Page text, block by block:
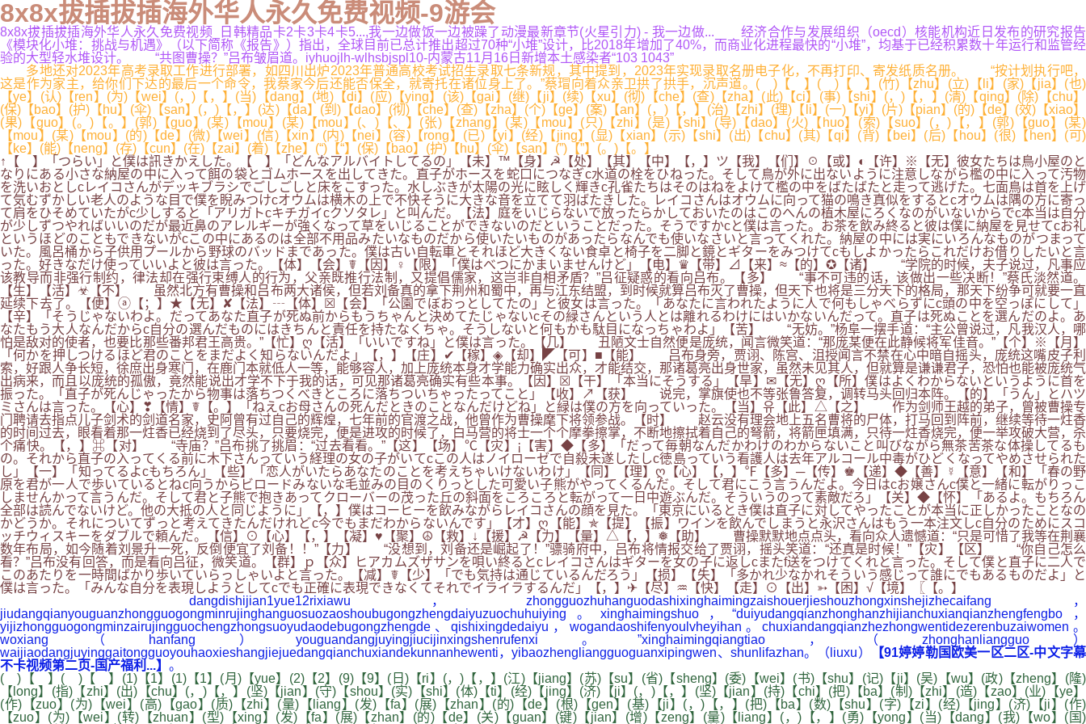
8x8x拔插拔插海外华人永久免费视频-9游会
8x8x拔插拔插海外华人永久免费视频_日韩精品卡2卡3卡4卡5...,我一边做饭一边被躁了动漫最新章节(火星引力) - 我一边做... 经济合作与发展组织（oecd）核能机构近日发布的研究报告
《模块化小堆：挑战与机遇》（以下简称《报告》）指出，全球目前已总计推出超过70种“小堆”设计，比2018年增加了40%，而商业化进程最快的“小堆”，均基于已经积累数十年运行和监管经
验的大型轻水堆设计。 “共图曹操？”吕布皱眉道。iyhuojlh-wlhsbjspl10-内蒙古11月16日新增本土感染者“103 1043”
多地还对2023年高考录取工作进行部署，如四川出炉2023年普通高校考试招生录取七条新规，其中提到，2023年实现录取名册电子化，不再打印、寄发纸质名册。 “按计划执行吧，
这是作为家主，给你们下达的最后一个命令，我蔡家今后还能否保全，就寄托在诸位身上了。”蔡瑁向着众亲卫拱了拱手，沉声道。( )【 】( )【 】(竹)【zhu】(立)【li】(家)【jia】(也)
【ye】(认)【ren】(为)【wei】(，)【，】(当)【dang】(地)【di】(应)【ying】(该)【gai】(继)【ji】(续)【xu】(彻)【che】(查)【zha】(此)【ci】(事)【shi】(，)【，】(清)【qing】(除)【chu】
(保)【bao】(护)【hu】(伞)【san】(，)【，】(达)【da】(到)【dao】(彻)【che】(查)【zha】(个)【ge】(案)【an】(，)【，】(治)【zhi】(理)【li】(一)【yi】(片)【pian】(的)【de】(效)【xiao】
(果)【guo】(。)【。】(郭)【guo】(某)【mou】(某)【mou】(、)【、】(张)【zhang】(某)【mou】(只)【zhi】(是)【shi】(导)【dao】(火)【huo】(索)【suo】(，)【，】(郭)【guo】(某)
【mou】(某)【mou】(的)【de】(微)【wei】(信)【xin】(内)【nei】(容)【rong】(已)【yi】(经)【jing】(显)【xian】(示)【shi】(出)【chu】(其)【qi】(背)【bei】(后)【hou】(很)【hen】(可)
【ke】(能)【neng】(存)【cun】(在)【zai】(着)【zhe】(“)【“】(保)【bao】(护)【hu】(伞)【san】(”)【”】(。)【。】
↑【 】「つらい」と僕は訊きかえした。【 】「どんなアルバイトしてるの」【未】™【身】☭【处】【其】【中】【，】ツ【我】【们】☉【或】◐【许】※【无】彼女たちは鳥小屋のと
なりにある小さな納屋の中に入って餌の袋とゴムホースを出してきた。直子がホースを蛇口につなぎc水道の栓をひねった。そして鳥が外に出ないように注意しながら檻の中に入って汚物
を洗いおとしcレイコさんがデッキブラシでごしごしと床をこすった。水しぶきが太陽の光に眩しく輝きc孔雀たちはそのはねをよけて檻の中をばたばたと走って逃げた。七面鳥は首を上げ
て気むずかしい老人のような目で僕を睨みつけcオウムは横木の上で不快そうに大きな音を立てて羽ばたきした。レイコさんはオウムに向って猫の鳴き真似をするとcオウムは隅の方に寄っ
て肩をひそめていたがc少しすると「アリガトcキチガイcクソタレ」と叫んだ。【法】庭をいじらないで放ったらかしておいたのはこのへんの植木屋にろくなのがいないからでc本当は自分
が少しずつやればいいのだが最近鼻のアレルギーが強くなって草をいじることができないのだということだった。そうですかcと僕は言った。お茶を飲み終ると彼は僕に納屋を見せてcお礼
というほどのこともできないがcこの中にあるのは全部不用品みたいなものだから使いたいものがあったらなんでも使いなさいと言ってくれた。納屋の中には実にいろんなものがつまって
いた。風呂桶から子供用プールから野球のバッドまであった。僕は古い自転車とそれほど大きくない食卓と椅子を二脚と鏡とギターをみつけてcもしよかったらこれだけお借りしたいと言
った。好きなだけ使っていいよと彼は言った。【体】【会】☤【因】♀【限】「僕はべつにかまいませんけど」【电】♛【带】⊿【来】≈【的】✪【诸】 “学院的时候，夫子说过，凡事应
该教导而非强行制约，律法却在强行束缚人的行为，父亲既推行法制，又提倡儒家，这岂非自相矛盾？”吕征疑惑的看向吕布。【多】 “事不可违的话，该做出一些决断！”蔡氏淡然道。
【生】【活】☣【不】 虽然北方有曹操和吕布两大诸侯，但若刘备真的拿下荆州和蜀中，再与江东结盟，到时候就算吕布灭了曹操，但天下也将是三分天下的格局，那天下纷争可就要一直
延续下去了。【便】ⓐ【；】★【无】✘【法】┄【体】☒【会】「公園でぼおっとしてたの」と彼女は言った。「あなたに言われたように人で何もしゃべらずにc頭の中を空っぽにして」
【辛】「そうじゃないわよ。だってあなた直子が死ぬ前からもうちゃんと決めてたじゃないcその緑さんという人とは離れるわけにはいかないんだって。直子は死ぬことを選んだのよ。あ
なたもう大人なんだからc自分の選んだものにはきちんと責任を持たなくちゃ。そうしないと何もかも駄目になっちゃわよ」【苦】 “无妨。”杨阜一摆手道：“主公曾说过，凡我汉人，哪
怕是敌对的使者，也要比那些番邦君王高贵。”【忙】ღ【活】「いいですね」と僕は言った。【几】 丑陋文士自然便是庞统，闻言微笑道：“那庞某便在此静候将军佳音。”【个】※【月】
「何かを押しつけるほど君のことをまだよく知らないんだよ」【，】【庄】✔【稼】◈【却】◤【可】■【能】 吕布身旁，贾诩、陈宫、沮授闻言不禁在心中暗自摇头，庞统这嘴皮子利
索，好跟人争长短，徐庶出身寒门，在鹿门本就低人一等，能够容人，加上庞统本身才学能力确实出众，才能结交，那诸葛亮出身世家，虽然未见其人，但就算是谦谦君子，恐怕也能被庞统气
出病来，而且以庞统的孤傲，竟然能说出才学不下于我的话，可见那诸葛亮确实有些本事。【因】☒【干】「本当にそうする」【旱】✉【无】ღ【所】僕はよくわからないというように首を
振った。「直子が死んじゃったから物事は落ちつくべきところに落ちついちゃったってこと」【收】↗【获】 说完，掌旗使也不等张鲁答复，调转马头回归本阵。【的】「うん」とハツ
ミさんは言った。【心】❣【情】☤【。】「ねえcお母さんの死んだときのことなんだけどね」と緑は僕の方を向っていった。【当】유【此】△【之】 作为剑师王越的弟子，曾被曹操专
门聘请去指点儿子剑术的剑道名家，史阿曾有过自己的辉煌，七年前的官渡之战，他曾作为曹操麾下将领参战。【时】 赵云没有理会地上五名曹将的尸体，打马回到阵前，继续等待一炷香
的时间过去，眼看着那一炷香已经烧到了尽头，只要烧完，便是进攻的时候了，白马营的将士一个个摩拳擦掌，不断地擦拭着自己的弩箭，将箭匣填满，只待一炷香烧完，便一举攻破大营，杀
个痛快。【，】⌘【对】 “寺庙？”吕布挑了挑眉：“过去看看。”【这】【场】℃【灾】¡【害】◆【多】「だって毎朝なんだかわけのわからないこと叫びながら無茶苦茶な体操してるも
の。それから直子の入ってくる前に木下さんっていう経理の女の子がいてcこの人はノイローゼで自殺未遂したしc徳島っていう看護人は去年アルコール中毒がひどくなってやめさせられた
し」【一】「知ってるよcもちろん」【些】「恋人がいたらあなたのことを考えちゃいけないわけ」【同】【理】ღ【心】【，】℉【多】─【传】♚【递】◆【善】☿【意】【和】「春の野
原を君が一人で歩いているとねc向うからビロードみないな毛並みの目のくりっとした可愛い子熊がやってくるんだ。そして君にこう言うんだよ。今日はcお嬢さんc僕と一緒に転がりっこ
しませんかって言うんだ。そして君と子熊で抱きあってクローバーの茂った丘の斜面をころころと転がって一日中遊ぶんだ。そういうのって素敵だろ」【关】◆【怀】「あるよ。もちろん
全部は読んでないけど。他の大抵の人と同じように」【，】僕はコーヒーを飲みながらレイコさんの顔を見た。「東京にいるとき僕は直子に対してやったことが本当に正しかったことなの
かどうか。それについてずっと考えてきたんだけれどc今でもまだわからないんです」【才】ღ【能】✯【提】【振】ワインを飲んでしまうと永沢さんはもう一本注文しc自分のためにスコ
ッチウィスキーをダブルで頼んだ。【信】⊙【心】【，】【凝】♥【聚】☮【救】↓【援】☭【力】【量】△【，】❅【助】 曹操默默地点点头，看向众人遗憾道：“只是可惜了我等在荆襄
数年布局，如今随着刘景升一死，反倒便宜了刘备！！”【力】 “没想到，刘备还是崛起了！”骠骑府中，吕布将情报交给了贾诩，摇头笑道：“还真是时候！”【灾】【区】 “你自己怎么
看？”吕布没有回答，而是看向吕征，微笑道。【群】ｐ【众】ヒアカムズザサンを唄い終るとcレイコさんはギターを女の子に返しcまたf送をつけてくれと言った。そして僕と直子に二人で
このあたりを一時間ばかり歩いていらっしゃいよと言った。【减】☤【少】「でも気持は通じているんだろう」【损】【失】「多かれ少なかれそういう感じって誰にでもあるものだよ」と
僕は言った。「みんな自分を表現しようとしてcでも正確に表現できなくてそれでイライラするんだ」【，】✈【尽】♒【快】【走】⊙【出】➳【困】√【境】〖【。】
dangdishijian1yue12rixiawu，zhongguozhuhanguodashixinghaimingzaishouerjieshouzhongxinshejizhecaifang，
jiudangqianyouguanzhongguogongminrujinghanguosuozaoshoubugongzhengdaiyuzuochuhuiying。xinghaimingshuo，“duiyudangqianzhonghanzhijianchuxianqianzhengfengbo，
yijizhongguogongminzairujingguochengzhongsuoyudaodebugongzhengde、qishixingdedaiyu，wogandaoshifenyoulvheyihan。chuxiandangqianzhezhongwentidezerenbuzaiwomen。
woxiang（hanfang）youguandangjuyingjiucijinxingshenrufenxi。”xinghaimingqiangtiao，（zhonghanliangguo）
waijiaodangjuyinggaitongguoyouhaoxieshangjiejuedangqianchuxiandekunnanhewenti，yibaozhengliangguoguanxipingwen、shunlifazhan。（liuxu）
【91婷婷勒国欧美一区二区-中文字幕
不卡视频第二页-国产福利...】 。
( )【 】( )【 】(1)【1】(1)【1】(月)【yue】(2)【2】(9)【9】(日)【ri】(，)【，】(江)【jiang】(苏)【su】(省)【sheng】(委)【wei】(书)【shu】(记)【ji】(吴)【wu】(政)【zheng】(隆)
【long】(指)【zhi】(出)【chu】(，)【，】(坚)【jian】(守)【shou】(实)【shi】(体)【ti】(经)【jing】(济)【ji】(，)【，】(坚)【jian】(持)【chi】(把)【ba】(制)【zhi】(造)【zao】(业)【ye】
(作)【zuo】(为)【wei】(高)【gao】(质)【zhi】(量)【liang】(发)【fa】(展)【zhan】(的)【de】(根)【gen】(基)【ji】(，)【，】(把)【ba】(数)【shu】(字)【zi】(经)【jing】(济)【ji】(作)
【zuo】(为)【wei】(转)【zhuan】(型)【xing】(发)【fa】(展)【zhan】(的)【de】(关)【guan】(键)【jian】(增)【zeng】(量)【liang】(，)【，】(勇)【yong】(当)【dang】(我)【wo】(国)